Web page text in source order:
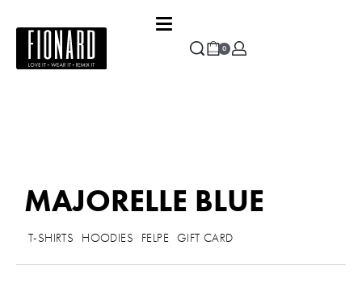
0
MAJORELLE BLUE
T-SHIRTS HOODIES FELPE GIFT CARD